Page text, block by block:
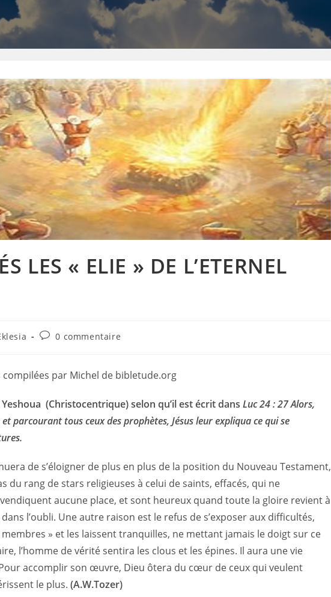
LES « ELIE » DE L’ETERNEL
Commentaires
publication :
0 commentaire
par Michel de bibletude.org
(Christocentrique) selon qu’il est écrit dans Luc 24 : 27 Alors,
parcourant tous ceux des prophètes, Jésus leur expliqua ce qui se
de s’éloigner de plus en plus de la position du Nouveau Testament,
du rang de stars religieuses à celui de saints, effacés, qui ne
aucune place, et sont heureux quand toute la gloire revient à
l’oubli. Une autre raison est le refus de s’exposer aux difficultés,
» et les laissent tranquilles, ne mettant jamais le doigt sur ce
l’homme de vérité sentira les clous et les épines. Il aura une vie
accomplir son œuvre, Dieu ôtera du cœur de ceux qui veulent
le plus. (A.W.Tozer)